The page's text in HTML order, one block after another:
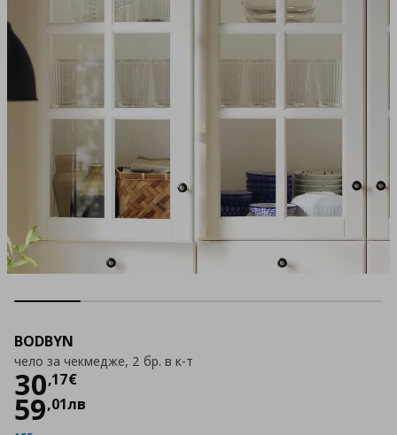
BODBYN
чело за чекмедже, 2 бр. в к-т
30,17€
Цена
59,01лв